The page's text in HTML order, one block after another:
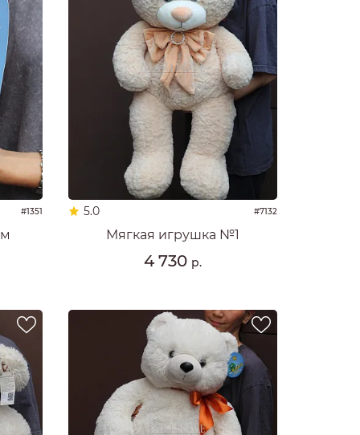
#1351 5.0 #7132
Мягкая игрушка №1
4 730 р.